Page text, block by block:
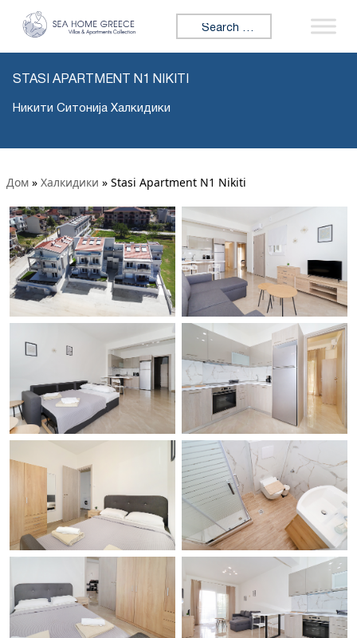
Search for:
STASI APARTMENT N1 NIKITI
Никити Ситонија Халкидики
Дом » Халкидики » Stasi Apartment N1 Nikiti